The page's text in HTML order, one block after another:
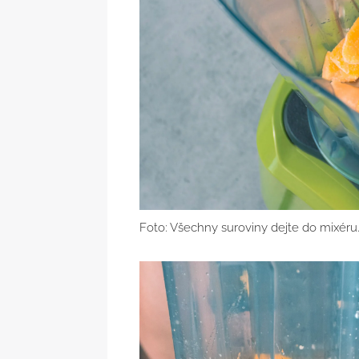
Foto: Všechny suroviny dejte do